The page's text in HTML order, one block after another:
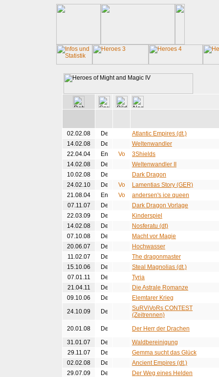
02.02.08
Atlantic Empires (dt.)
14.02.08
Weltenwandler
22.04.04
3Shields
14.02.08
Weltenwandler II
10.02.08
Dark Dragon
24.02.10
Lamentias Story (GER)
21.08.04
andersen's ice queen
07.11.07
Dark Dragon Vorlage
22.03.09
Kinderspiel
14.02.08
Nosferatu (dt)
07.10.08
Macht vor Magie
20.06.07
Hochwasser
11.02.07
The dragonmaster
15.10.06
Steal Magnolias (dt.)
07.01.11
Tyria
21.04.11
Die Astrale Romanze
09.10.06
Elemtarer Krieg
24.10.09
SuRViVoRs CONTEST
(Zeitrennen)
20.01.08
Der Herr der Drachen
31.01.07
Waldbereinigung
29.11.07
Gemma sucht das Glück
02.02.08
Ancient Empires (dt.)
29.07.09
Der Weg eines Helden